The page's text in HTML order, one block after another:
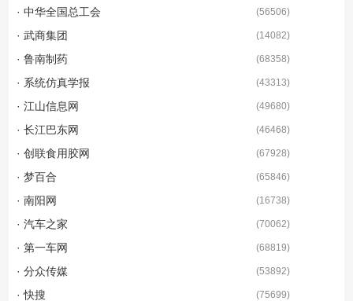
· 中华全国总工会 (56506)
· 武商集团 (14082)
· 鲁南制药 (68358)
· 系统仿真学报 (43313)
· 江山信息网 (49680)
· 长江巴东网 (46468)
· 创联食用胶网 (67928)
· 梦百合 (65846)
· 南阳网 (16738)
· 汽车之家 (70062)
· 第一车网 (68819)
· 分众传媒 (53892)
· 快搜 (75699)